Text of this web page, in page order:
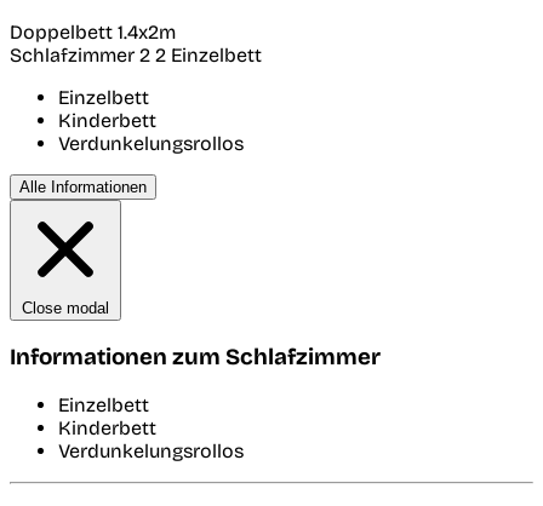
Doppelbett 1.4x2m
Schlafzimmer 2 2 Einzelbett
Einzelbett
Kinderbett
Verdunkelungsrollos
Alle Informationen
Close modal
Informationen zum Schlafzimmer
Einzelbett
Kinderbett
Verdunkelungsrollos